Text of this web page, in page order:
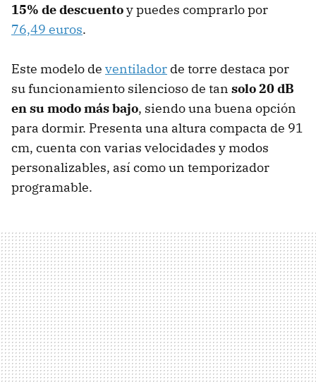
15% de descuentoy puedes comprarlo por
76,49 euros.
Este modelo de ventilador de torre destaca por
su funcionamiento silencioso de tan solo 20 dB
en su modo más bajo, siendo una buena opción
para dormir. Presenta una altura compacta de 91
cm, cuenta con varias velocidades y modos
personalizables, así como un temporizador
programable.